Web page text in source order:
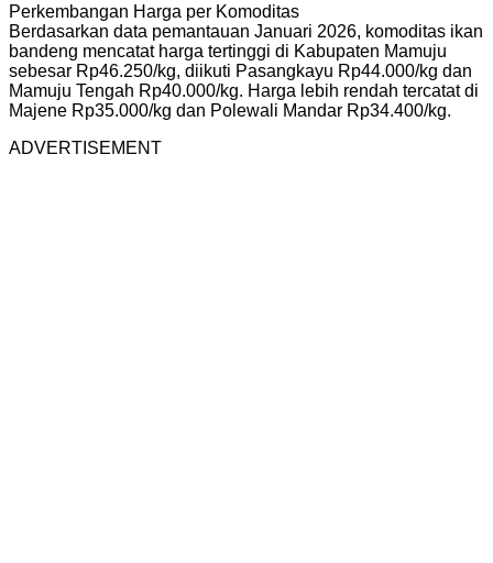
Perkembangan Harga per Komoditas
Berdasarkan data pemantauan Januari 2026, komoditas ikan
bandeng mencatat harga tertinggi di Kabupaten Mamuju
sebesar Rp46.250/kg, diikuti Pasangkayu Rp44.000/kg dan
Mamuju Tengah Rp40.000/kg. Harga lebih rendah tercatat di
Majene Rp35.000/kg dan Polewali Mandar Rp34.400/kg.
ADVERTISEMENT